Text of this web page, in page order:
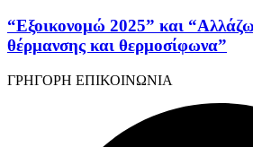
“Εξοικονομώ 2025” και
θέρμανσης και θερμοσίφωνα”
ΓΡΗΓΟΡΗ ΕΠΙΚΟΙΝΩΝΙΑ